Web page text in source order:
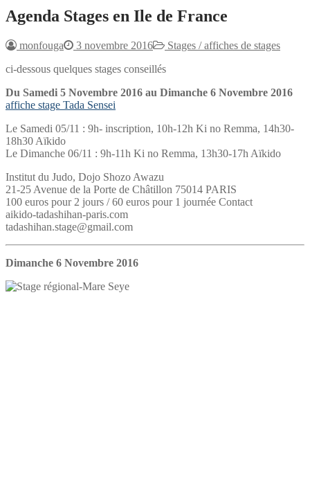
Agenda Stages en Ile de France
monfouga 3 novembre 2016
Stages / affiches de stages
ci-dessous quelques stages conseillés
Du Samedi 5 Novembre 2016 au Dimanche 6 Novembre 2016
affiche stage Tada Sensei
Le Samedi 05/11 : 9h- inscription, 10h-12h Ki no Remma, 14h30-
18h30 Aïkido
Le Dimanche 06/11 : 9h-11h Ki no Remma, 13h30-17h Aïkido
Institut du Judo, Dojo Shozo Awazu
21-25 Avenue de la Porte de Châtillon 75014 PARIS
100 euros pour 2 jours / 60 euros pour 1 journée Contact
aikido-tadashihan-paris.com
tadashihan.stage@gmail.com
Dimanche 6 Novembre 2016